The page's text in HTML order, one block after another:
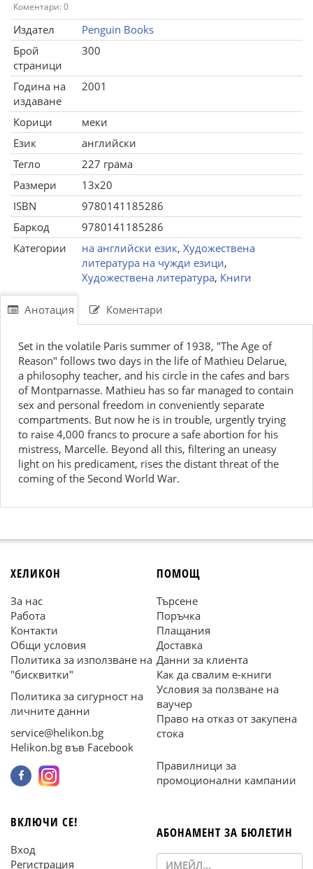
Коментари: 0
Издател
Penguin Books
Брой
страници
300
Година на
издаване
2001
Корици
меки
Език
английски
Тегло
227 грама
Размери
13x20
ISBN
9780141185286
Баркод
9780141185286
Категории
на английски език, Художествена
литература на чужди езици,
Художествена литература, Книги
Анотация Коментари
Set in the volatile Paris summer of 1938, "The Age of
Reason" follows two days in the life of Mathieu Delarue,
a philosophy teacher, and his circle in the cafes and bars
of Montparnasse. Mathieu has so far managed to contain
sex and personal freedom in conveniently separate
compartments. But now he is in trouble, urgently trying
to raise 4,000 francs to procure a safe abortion for his
mistress, Marcelle. Beyond all this, filtering an uneasy
light on his predicament, rises the distant threat of the
coming of the Second World War.
ХЕЛИКОН
За нас
Работа
Контакти
Общи условия
Политика за използване на
"бисквитки"
Политика за сигурност на
личните данни
service@helikon.bg
Helikon.bg във Facebook
ПОМОЩ
Търсене
Поръчка
Плащания
Доставка
Данни за клиента
Как да свалим е-книги
Условия за ползване на
ваучер
Право на отказ от закупена
стока
Правилници за
промоционални кампании
ВКЛЮЧИ СЕ!
Вход
Регистрация
АБОНАМЕНТ ЗА БЮЛЕТИН